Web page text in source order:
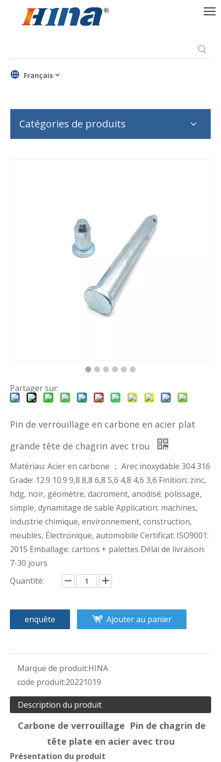
Français
Catégories de produits
Partager sur:
Pin de verrouillage en carbone en acier plat
grande tête de chagrin avec trou
Matériau: Acier en carbone ； Arec inoxydable 304 316
Grade: 12.9 10.9 9,8 8,8 6,8 5,6 4,8 4,6 3,6 Finition: zinc,
hdg, noir, géomètre, dacroment, anodisé; polissage,
simple, dynamitage de sable Application: machines,
industrie chimique, environnement, construction,
meubles, Électronique, automobile Certificat: ISO9001:
2015 Emballage: cartons + palettes Délai de livraison:
7-30 jours
Quantité:
enquête Ajouter au panier
Marque de produit:HINA
code produit:20221019
Description du produit
Carbone de verrouillage Pin de chagrin de
tête plate en acier avec trou
Présentation du produit